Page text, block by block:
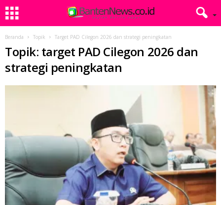
Beranda Topik Target PAD Cilegon 2026 dan strategi peningkatan
Topik: target PAD Cilegon 2026 dan
strategi peningkatan